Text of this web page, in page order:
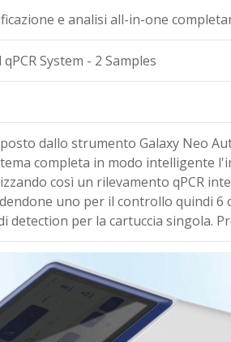
e analisi all-in-one
System - 2 Samples
dallo strumento Galaxy Neo
completa in modo intelligente
così un rilevamento qPCR
uno per il controllo quindi 6
detection per la cartuccia singola.